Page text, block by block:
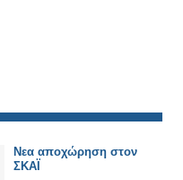
Νεα αποχώρηση στον
ΣΚΑΪ